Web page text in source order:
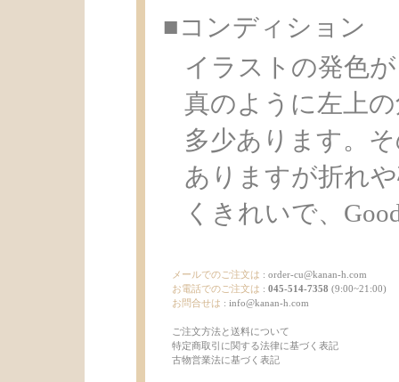
■コンディション
イラストの発色
真のように左上
多少あります。
ありますが折れ
くきれいで、
メールでのご注文は : order-cu@kanan-h.com
お電話でのご注文は : 045-514-7358 (9:00~21:00)
お問合せは : info@kanan-h.com
ご注文方法と送料について
特定商取引に関する法律に基づく表記
古物営業法に基づく表記